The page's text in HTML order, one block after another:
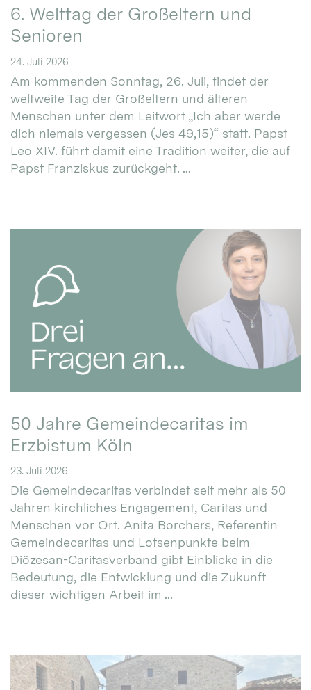
6. Welttag der Großeltern und
Senioren
24. Juli 2026
Am kommenden Sonntag, 26. Juli, findet der
weltweite Tag der Großeltern und älteren
Menschen unter dem Leitwort „Ich aber werde
dich niemals vergessen (Jes 49,15)“ statt. Papst
Leo XIV. führt damit eine Tradition weiter, die auf
Papst Franziskus zurückgeht. ...
50 Jahre Gemeindecaritas im
Erzbistum Köln
23. Juli 2026
Die Gemeindecaritas verbindet seit mehr als 50
Jahren kirchliches Engagement, Caritas und
Menschen vor Ort. Anita Borchers, Referentin
Gemeindecaritas und Lotsenpunkte beim
Diözesan-Caritasverband gibt Einblicke in die
Bedeutung, die Entwicklung und die Zukunft
dieser wichtigen Arbeit im ...